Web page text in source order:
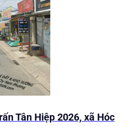
Tân Hiệp 2026, xã Hóc